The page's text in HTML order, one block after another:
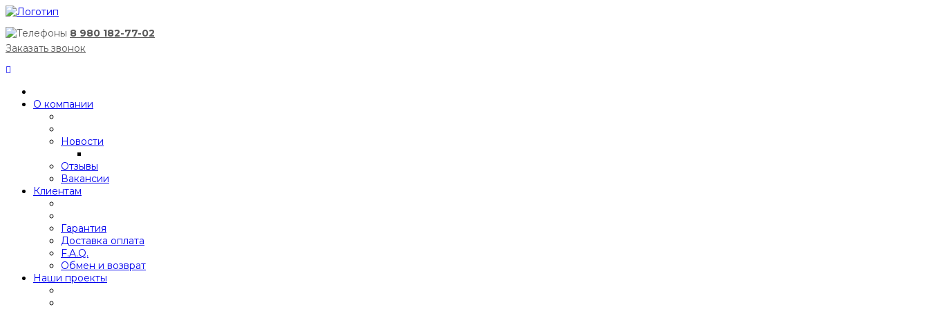
8 980 182-77-02
Заказать звонок
О компании
Новости
Отзывы
Вакансии
Клиентам
Гарантия
Доставка оплата
F.A.Q.
Обмен и возврат
Наши проекты